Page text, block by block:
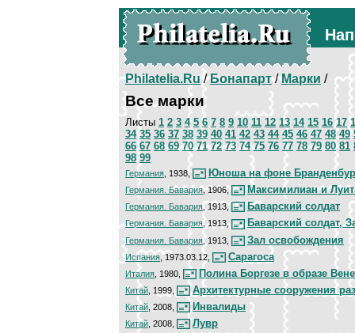
Philatelia.Ru/Бонапарт/Марки /
Все марки
Листы 1 2 3 4 5 6 7 8 9 10 11 12 13 14 15 16 17
34 35 36 37 38 39 40 41 42 43 44 45 46 47 48 49
66 67 68 69 70 71 72 73 74 75 76 77 78 79 80 81
98 99
Германия , 1938, Юноша на фоне
Германия. Бавария, 1906, Максимилиан и
Германия. Бавария , 1913, Баварский солдат
Германия. Бавария , 1913, Баварский солдат,
Германия. Бавария, 1913, Зал освобождения
Испания , 1973.03.12, Сарагоса
Италия , 1980, Полина Боргезе в образе
Китай , 1999, Архитектурные сооружения
Китай , 2008, Инвалиды
Китай , 2008, Лувр